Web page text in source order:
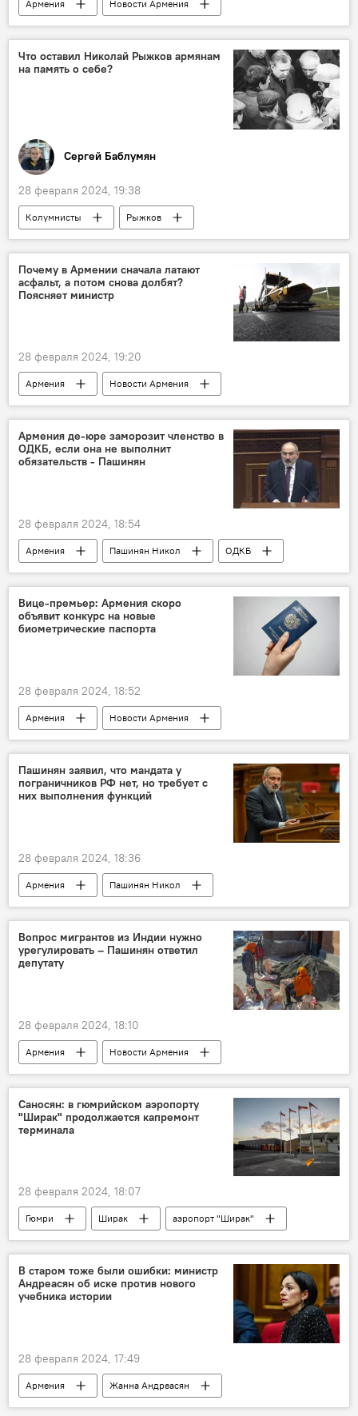
Армения
Новости Армения
Общество
вице-премьер
сертификаты
Что оставил Николай Рыжков армянам
на память о себе?
Сергей Баблумян
28 февраля 2024, 19:38
Колумнисты Рыжков
Почему в Армении сначала латают
асфальт, а потом снова долбят?
Поясняет министр
28 февраля 2024, 19:20
Армения
Новости Армения
Экономика
Общество министр
Армения де-юре заморозит членство в
ОДКБ, если она не выполнит
обязательств - Пашинян
28 февраля 2024, 18:54
Армения Пашинян Никол
ОДКБ
участие
Вице-премьер: Армения скоро
объявит конкурс на новые
биометрические паспорта
28 февраля 2024, 18:52
Армения
Новости Армения
паспорт
конкурс
вице-премьер
Политика
Общество
Пашинян заявил, что мандата у
пограничников РФ нет, но требует с
них выполнения функций
28 февраля 2024, 18:36
Армения
Пашинян Никол
Новости Армения
Вопрос мигрантов из Индии нужно
урегулировать – Пашинян ответил
депутату
28 февраля 2024, 18:10
Армения
Новости Армения
Общество
мигранты
Индия
Саносян: в гюмрийском аэропорту
"Ширак" продолжается капремонт
терминала
28 февраля 2024, 18:07
Гюмри Ширак
аэропорт "Ширак"
Армения
Новости Армения
В старом тоже были ошибки: министр
Андреасян об иске против нового
учебника истории
28 февраля 2024, 17:49
Армения
Жанна Андреасян
образование